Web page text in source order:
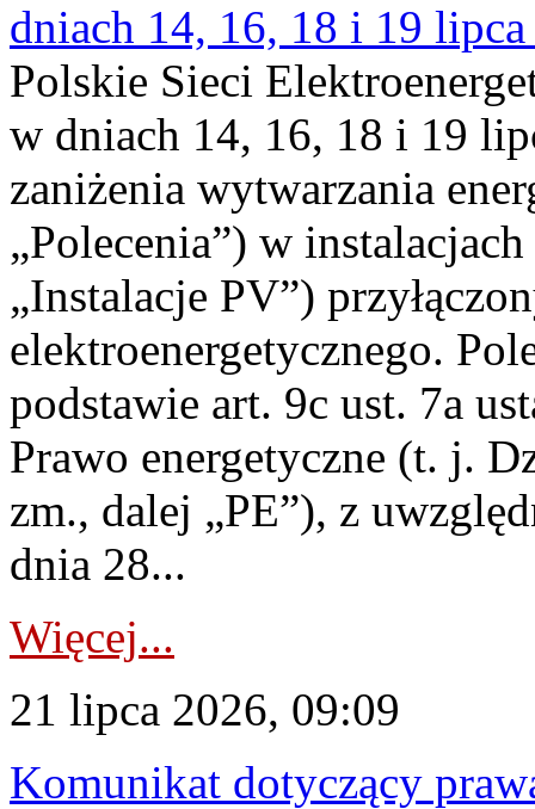
dniach 14, 16, 18 i 19
Polskie Sieci
w dniach 14, 16, 18 i 19
zaniżenia wytwarzania
„Polecenia”) w
„Instalacje PV”)
elektroenergetycznego.
podstawie art. 9c ust. 7a
Prawo energetyczne (t. j.
zm., dalej „PE”), z
dnia 28...
Więcej...
21 lipca 2026, 09:09
Komunikat dotyczący